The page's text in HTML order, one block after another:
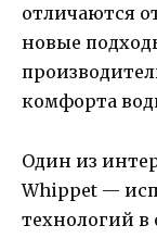
отличаются
новые
комфорта
Один из
Whippet —
технологий в